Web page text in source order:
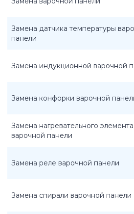
Замена датчика температуры
панели
Замена индукционной варочной
Замена конфорки варочной
Замена нагревательного
варочной панели
Замена реле варочной панели
Замена спирали варочной панели